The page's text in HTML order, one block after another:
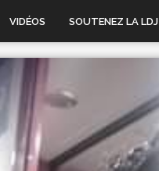
VIDÉOS SOUTENEZ LA LDJ